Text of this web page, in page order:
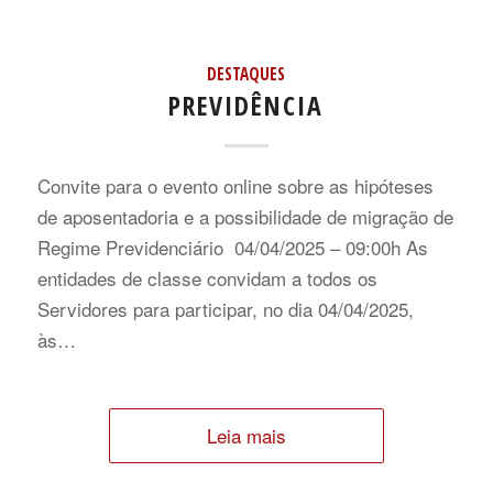
DESTAQUES
PREVIDÊNCIA
Convite para o evento online sobre as hipóteses
de aposentadoria e a possibilidade de migração de
Regime Previdenciário 04/04/2025 – 09:00h As
entidades de classe convidam a todos os
Servidores para participar, no dia 04/04/2025,
às…
Leia mais